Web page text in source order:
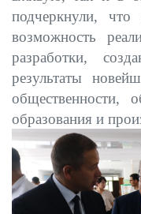
подчеркнули,
возможность
разработки,
результаты
общественности,
образования и